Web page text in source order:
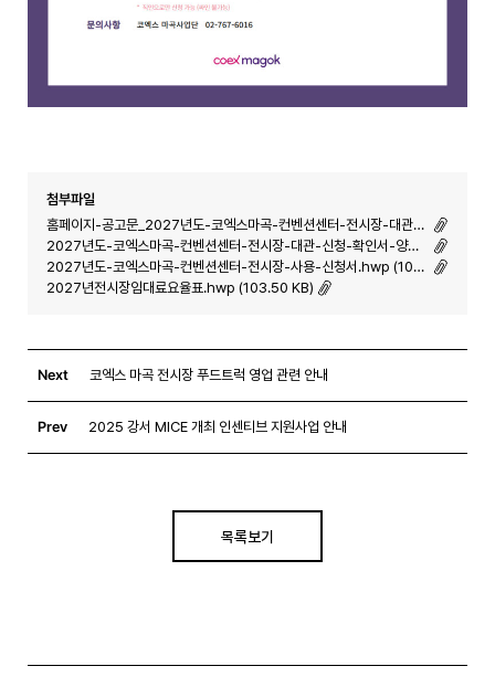
첨부파일
홈페이지-공고문_2027년도-코엑스마곡-컨벤션센터-전시장-대관-신청안내.hwp (110.50 KB)
2027년도-코엑스마곡-컨벤션센터-전시장-대관-신청-확인서-양식.hwp (86.50 KB)
2027년도-코엑스마곡-컨벤션센터-전시장-사용-신청서.hwp (100.00 KB)
2027년전시장임대료요율표.hwp (103.50 KB)
Next 코엑스 마곡 전시장 푸드트럭 영업 관련 안내
Prev 2025 강서 MICE 개최 인센티브 지원사업 안내
목록보기